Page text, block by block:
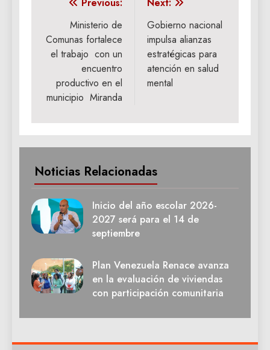
Navegación
entradas
Previous:
Ministerio de
Comunas fortalece
el trabajo con un
encuentro
productivo en el
municipio Miranda
Next:
Gobierno nacional
impulsa alianzas
estratégicas para
atención en salud
mental
Noticias Relacionadas
Inicio del año escolar 2026-
2027 será para el 14 de
septiembre
Plan Venezuela Renace avanza
en la evaluación de viviendas
con participación comunitaria